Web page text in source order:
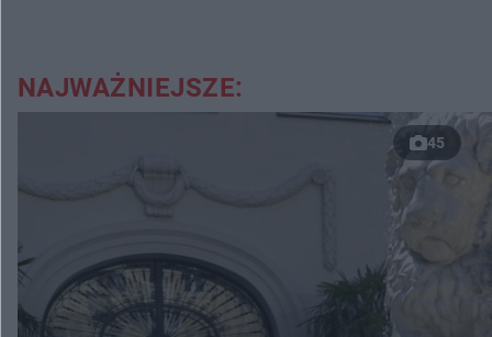
NAJWAŻNIEJSZE:
45